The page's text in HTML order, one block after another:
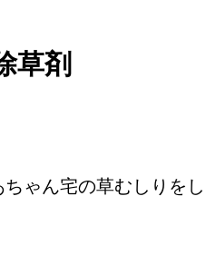
草剤
ゃん宅の草むしりをし